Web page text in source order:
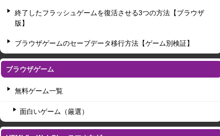
終了したフラッシュゲームを復活させる3つの方法【ブラウザ
版】
ブラウザゲームのセーブデータ移行方法【ゲーム別検証】
ブラウザゲーム
無料ゲーム一覧
面白いゲーム（厳選）